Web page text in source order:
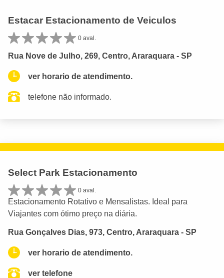
Estacar Estacionamento de Veiculos
0 aval.
Rua Nove de Julho, 269, Centro, Araraquara - SP
ver horario de atendimento.
telefone não informado.
Select Park Estacionamento
0 aval.
Estacionamento Rotativo e Mensalistas. Ideal para
Viajantes com ótimo preço na diária.
Rua Gonçalves Dias, 973, Centro, Araraquara - SP
ver horario de atendimento.
ver telefone